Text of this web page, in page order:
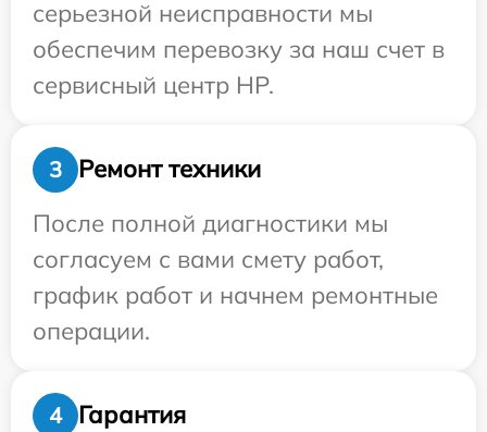
серьезной неисправности мы
обеспечим перевозку за наш счет в
сервисный центр HP.
3
Ремонт техники
После полной диагностики мы
согласуем с вами смету работ,
график работ и начнем ремонтные
операции.
4
Гарантия